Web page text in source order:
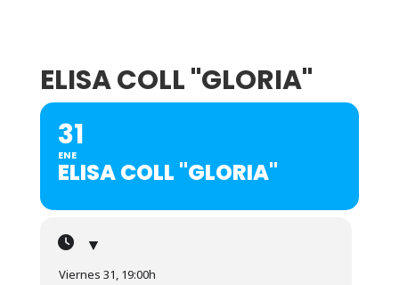
ELISA COLL "GLORIA"
31
ENE
ELISA COLL "GLORIA"
▼
Viernes 31, 19:00h